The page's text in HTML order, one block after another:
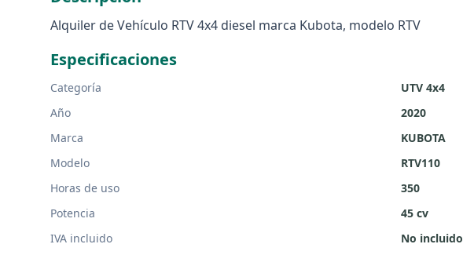
Alquiler de Vehículo RTV 4x4 diesel marca Kubota, modelo RTV
Especificaciones
Categoría
UTV 4x4
Año
2020
Marca
KUBOTA
Modelo
RTV110
Horas de uso
350
Potencia
45 cv
IVA incluido
No incluido